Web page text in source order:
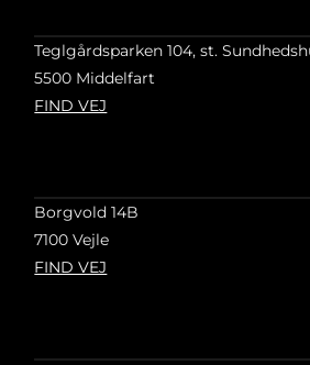
Teglgårdsparken 104, st.
5500 Middelfart
FIND VEJ
Borgvold 14B
7100 Vejle
FIND VEJ